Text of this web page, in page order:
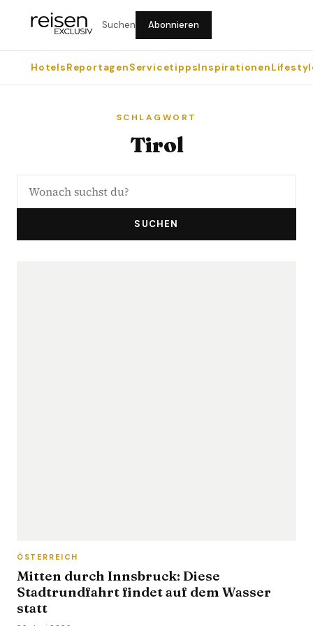
Suchen Abonnieren
HotelsReportagenServicetippsInspirationen
SCHLAGWORT
Tirol
SUCHEN
ÖSTERREICH
Mitten durch Innsbruck: Diese
Stadtrundfahrt findet auf dem Wasser
statt